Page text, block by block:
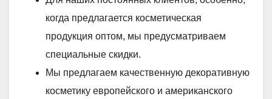
когда предлагается косметическая
продукция оптом, мы предусматриваем
специальные скидки.
Мы предлагаем качественную декоративную
косметику европейского и американского